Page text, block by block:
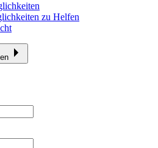
zu Helfen